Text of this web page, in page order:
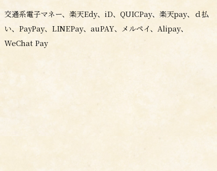
交通系電子マネー、楽天Edy、iD、QUICPay、楽天pay、ｄ払
い、PayPay、LINEPay、auPAY、メルペイ、Alipay、
WeChat Pay